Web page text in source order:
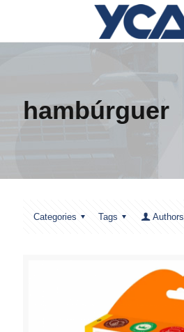
hambúrguer
Categories Tags Authors